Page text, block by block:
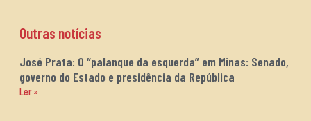
Outras notícias
José Prata: O “palanque da esquerda” em Minas: Senado,
governo do Estado e presidência da República
Ler »